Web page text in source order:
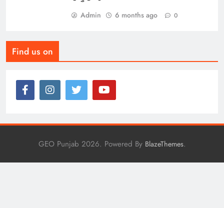
Admin 6 months ago 0
Find us on
GEO Punjab 2026. Powered By BlazeThemes.